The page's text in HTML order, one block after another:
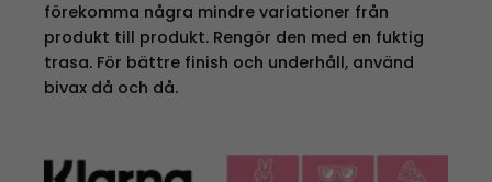
förekomma några mindre variationer från
produkt till produkt. Rengör den med en fuktig
trasa. För bättre finish och underhåll, använd
bivax då och då.